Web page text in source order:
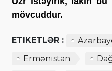
mövcuddur.
ETIKETLƏR :
Ermənistan